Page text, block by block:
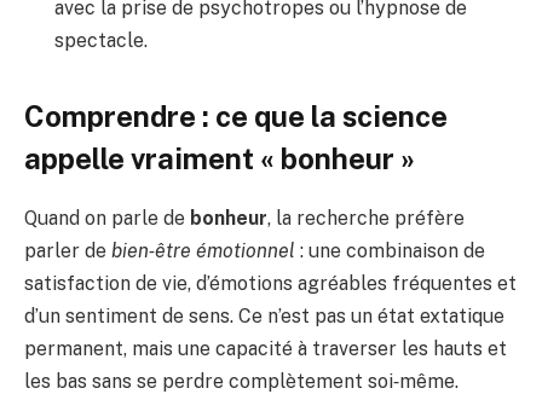
avec la prise de psychotropes ou l’hypnose de
spectacle.
Comprendre : ce que la science
appelle vraiment « bonheur »
Quand on parle de bonheur, la recherche préfère
parler de bien‑être émotionnel : une combinaison de
satisfaction de vie, d’émotions agréables fréquentes et
d’un sentiment de sens. Ce n’est pas un état extatique
permanent, mais une capacité à traverser les hauts et
les bas sans se perdre complètement soi‑même.